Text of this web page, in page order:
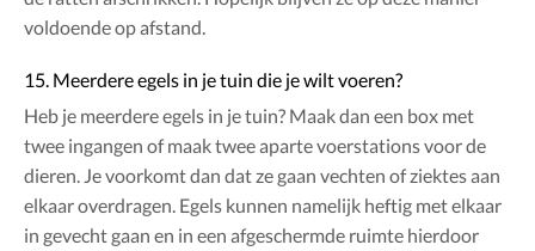
voldoende op afstand.
15. Meerdere egels in je tuin die je wilt voeren?
Heb je meerdere egels in je tuin? Maak dan een box met
twee ingangen of maak twee aparte voerstations voor de
dieren. Je voorkomt dan dat ze gaan vechten of ziektes aan
elkaar overdragen. Egels kunnen namelijk heftig met elkaar
in gevecht gaan en in een afgeschermde ruimte hierdoor